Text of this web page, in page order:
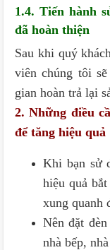
1.4. Tiến hành
đã hoàn thiện
Sau khi quý
viên chúng tôi
gian hoàn trả lại
2. Những điều
để tăng hiệu quả
Khi bạn sử
hiệu quả
xung quanh
Nên đặt
nhà bếp,